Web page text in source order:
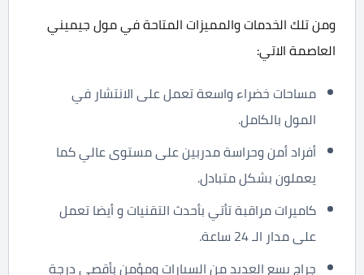
ومن تلك الخدمات والمميزات المتاحة في مول جيميني
العاصمة الاتي:
مساحات خضراء واسعة تعمل على الانتشار في
المول بالكامل.
أفراد أمن وحراسة مدربين على مستوى عالي كما
يعملون بشكل متبادل.
كاميرات مراقبة تأتي بأحدث التقنيات و أيضا تعمل
على مدار الـ 24 ساعة.
جراج يسع العديد من السيارات ومؤمن بأقصى درجة